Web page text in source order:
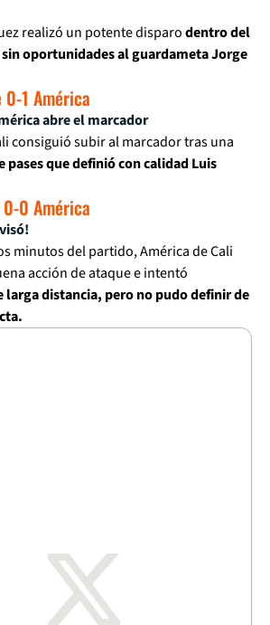
realizó un potente disparodentro del
oportunidades al guardameta Jorge
0-1 América
abre el marcador
consiguió subir al marcador tras una
pases que definió con calidad Luis
0-0 América
minutos del partido, América de Cali
acción de ataque e intentó
larga distancia, pero no pudo definir de